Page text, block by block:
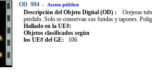
OD 994 - Acceso público
Descripción del Objeto Digital (OD) :
Orejeras
perdido. Solo se conservan sus fundas y tapones.
Hallado en la UE#:
Objetos clasificados según
los UE# del GE:
106